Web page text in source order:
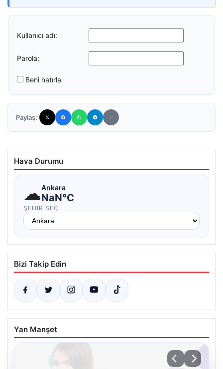
Kullanıcı adı:
Parola:
Beni hatırla
Paylaş:
Hava Durumu
☁Ankara
NaN°C
ŞEHIR SEÇ
Bizi Takip Edin
Yan Manşet